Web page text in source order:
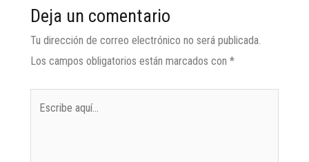
Deja un comentario
Tu dirección de correo electrónico no será publicada.
Los campos obligatorios están marcados con *